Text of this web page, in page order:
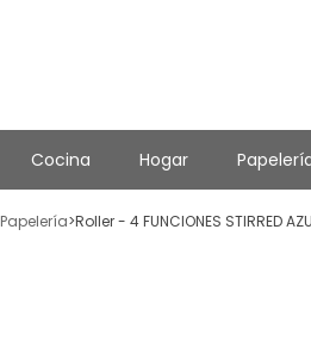
Cocina Hogar
Papelería>Roller - 4 FUNCIONES STIRRED